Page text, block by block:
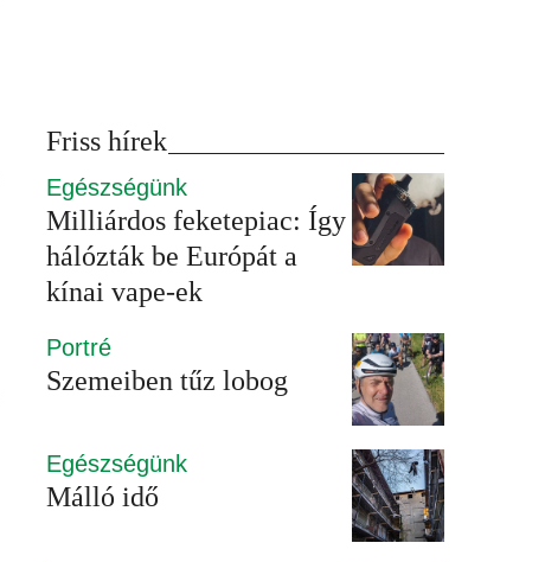
Friss hírek
Egészségünk
Milliárdos feketepiac: Így
hálózták be Európát a
kínai vape-ek
Portré
Szemeiben tűz lobog
Egészségünk
Málló idő